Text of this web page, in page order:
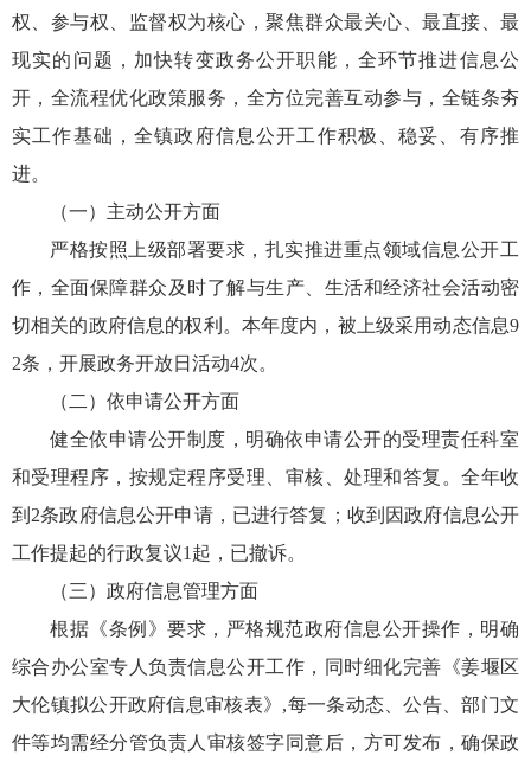
权、参与权、监督权为核心，聚焦群众最关心、最直接、最
现实的问题，加快转变政务公开职能，全环节推进信息公
开，全流程优化政策服务，全方位完善互动参与，全链条夯
实工作基础，全镇政府信息公开工作积极、稳妥、有序推
进。
（一）主动公开方面
严格按照上级部署要求，扎实推进重点领域信息公开工
作，全面保障群众及时了解与生产、生活和经济社会活动密
切相关的政府信息的权利。本年度内，被上级采用动态信息9
2条，开展政务开放日活动4次。
（二）依申请公开方面
健全依申请公开制度，明确依申请公开的受理责任科室
和受理程序，按规定程序受理、审核、处理和答复。全年收
到2条政府信息公开申请，已进行答复；收到因政府信息公开
工作提起的行政复议1起，已撤诉。
（三）政府信息管理方面
根据《条例》要求，严格规范政府信息公开操作，明确
综合办公室专人负责信息公开工作，同时细化完善《姜堰区
大伦镇拟公开政府信息审核表》,每一条动态、公告、部门文
件等均需经分管负责人审核签字同意后，方可发布，确保政